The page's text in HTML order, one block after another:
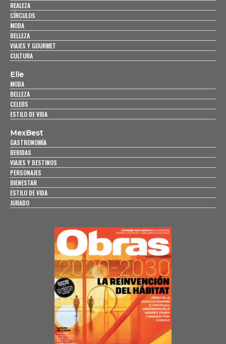
REALEZA
CÍRCULOS
MODA
BELLEZA
VIAJES Y GOURMET
CULTURA
Elle
MODA
BELLEZA
CELEBS
ESTILO DE VIDA
MexBest
GASTRONOMÍA
BEBIDAS
VIAJES Y DESTINOS
PERSONAJES
BIENESTAR
ESTILO DE VIDA
JURADO